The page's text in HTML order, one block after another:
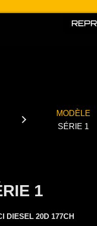
MODÈLE
SÉRIE 1
1
DIESEL 20D 177CH